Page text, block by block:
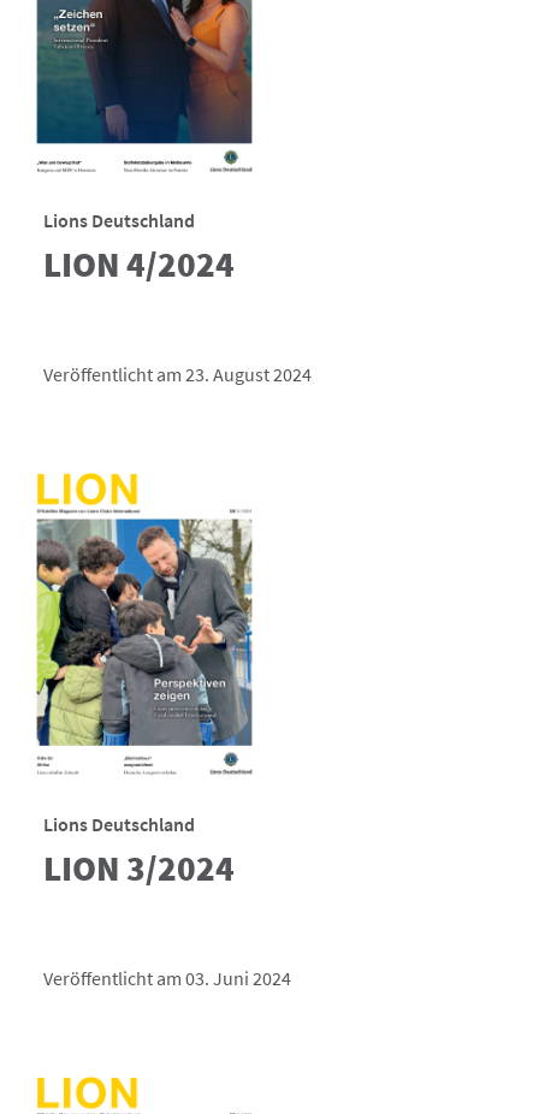
Lions Deutschland
LION 4/2024
Veröffentlicht am 23. August 2024
Lions Deutschland
LION 3/2024
Veröffentlicht am 03. Juni 2024